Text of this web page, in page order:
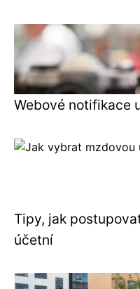
Webové notifikace
Tipy, jak
účetní